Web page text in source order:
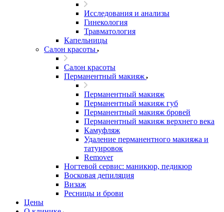
Исследования и анализы
Гинекология
Травматология
Капельницы
Салон красоты
Салон красоты
Перманентный макияж
Перманентный макияж
Перманентный макияж губ
Перманентный макияж бровей
Перманентный макияж верхнего века
Камуфляж
Удаление перманентного макияжа и
татуировок
Remover
Ногтевой сервис: маникюр, педикюр
Восковая депиляция
Визаж
Ресницы и брови
Цены